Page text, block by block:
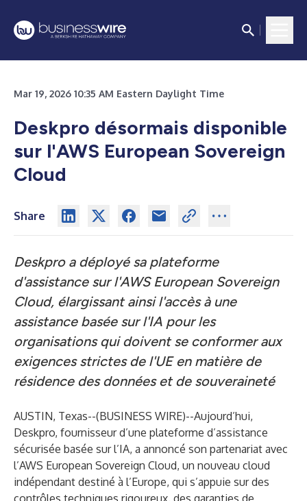
Mar 19, 2026 10:35 AM Eastern Daylight Time
Deskpro désormais disponible
sur l'AWS European Sovereign
Cloud
Share
Deskpro a déployé sa plateforme
d'assistance sur l'AWS European Sovereign
Cloud, élargissant ainsi l'accès à une
assistance basée sur l'IA pour les
organisations qui doivent se conformer aux
exigences strictes de l'UE en matière de
résidence des données et de souveraineté
AUSTIN, Texas--(BUSINESS WIRE)--Aujourd’hui,
Deskpro, fournisseur d’une plateforme d’assistance
sécurisée basée sur l’IA, a annoncé son partenariat avec
l’AWS European Sovereign Cloud, un nouveau cloud
indépendant destiné à l’Europe, qui s’appuie sur des
contrôles techniques rigoureux, des garanties de